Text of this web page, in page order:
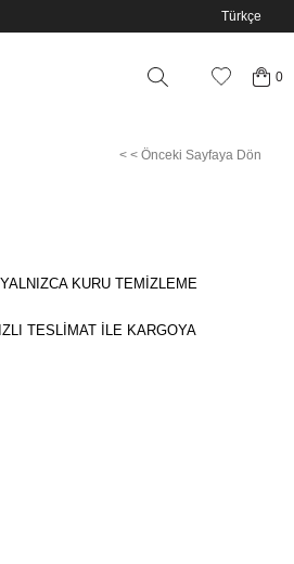
Türkçe
0
< < Önceki Sayfaya Dön
KURU TEMİZLEME
TESLİMAT İLE KARGOYA